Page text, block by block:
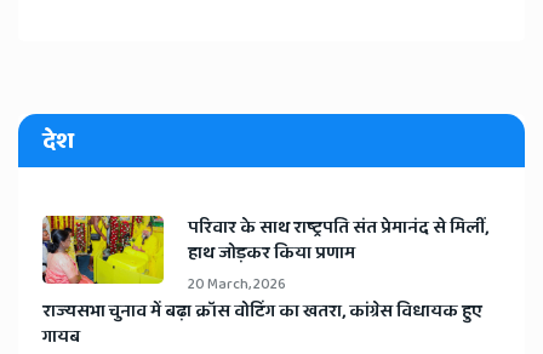
देश
​परिवार के साथ राष्ट्रपति संत प्रेमानंद से मिलीं,
हाथ जोड़कर किया प्रणाम
20 March, 2026
​राज्यसभा चुनाव में बढ़ा क्रॉस वोटिंग का खतरा, कांग्रेस विधायक हुए
गायब